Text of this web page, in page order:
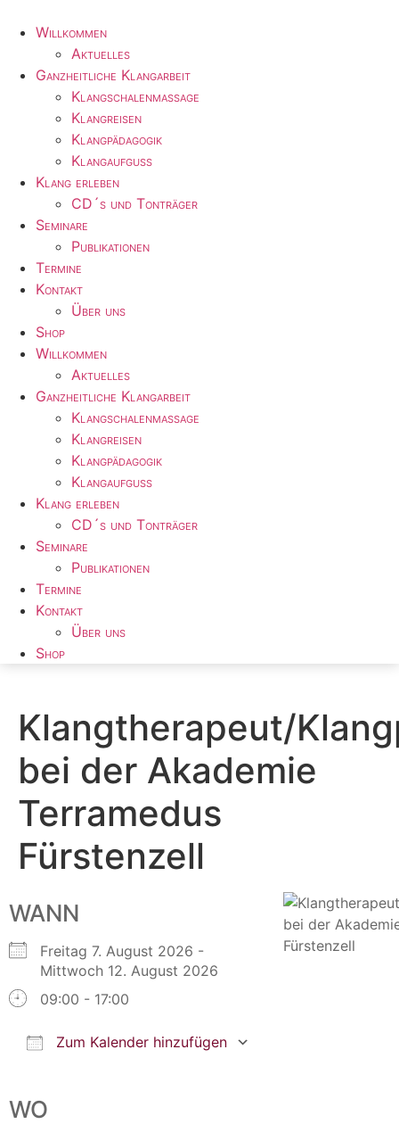
Inhalt
wechseln
Willkommen
Aktuelles
Ganzheitliche Klangarbeit
Klangschalenmassage
Klangreisen
Klangpädagogik
Klangaufguss
Klang erleben
CD´s und Tonträger
Seminare
Publikationen
Termine
Kontakt
Über uns
Shop
Willkommen
Aktuelles
Ganzheitliche Klangarbeit
Klangschalenmassage
Klangreisen
Klangpädagogik
Klangaufguss
Klang erleben
CD´s und Tonträger
Seminare
Publikationen
Termine
Kontakt
Über uns
Shop
Klangtherapeut/
bei der Akademie
Terramedus
Fürstenzell
WANN
Freitag 7. August 2026 -
Mittwoch 12. August 2026
09:00 - 17:00
Zum Kalender hinzufügen
WO